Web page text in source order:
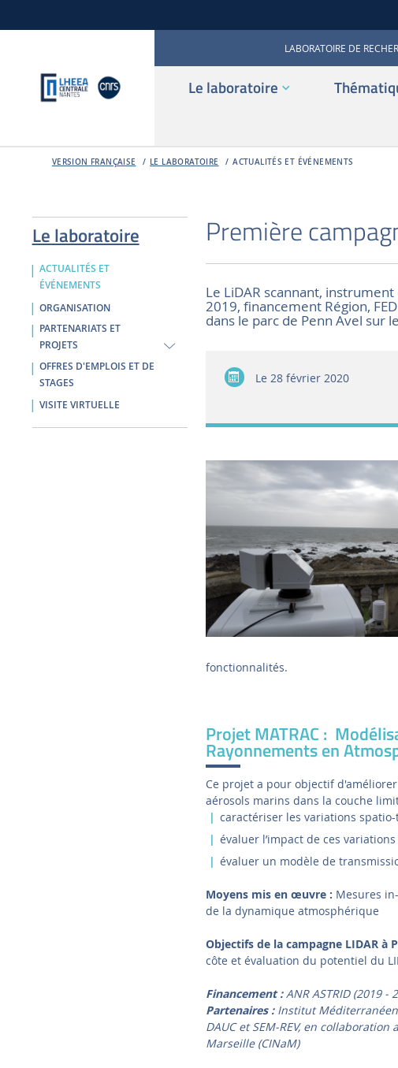
LABORATOIRE DE
Le laboratoire
VERSION FRANÇAISE LE LABORATOIRE ACTUALITÉS ET ÉVÉNEMENTS
Le laboratoire
ACTUALITÉS ET
ÉVÉNEMENTS
ORGANISATION
PARTENARIATS ET
PROJETS
OFFRES D'EMPLOIS ET DE
STAGES
VISITE VIRTUELLE
Première
Le LiDAR scannant,
2019, financement Région,
dans le parc de Penn Avel sur
Le 28 février 2020
fonctionnalités.
Projet MATRAC :
Rayonnements en
Ce projet a pour objectif
aérosols marins dans la couche
caractériser les variations
évaluer l’impact de ces
évaluer un modèle de
Moyens mis en œuvre : Mesures
de la dynamique atmosphérique
Objectifs de la campagne LIDAR à
côte et évaluation du potentiel du
Financement :ANR ASTRID (2019 -
Partenaires : Institut Méditerranéen
DAUC et SEM-REV, en
Marseille (CINaM)